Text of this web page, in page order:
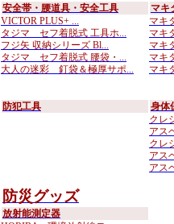
安全帯・腰道具・安全工具
VICTOR PLUS+ ...
タジマ セフ着脱式 工具ホ...
フジ矢 収納シリーズ Bl...
タジマ セフ着脱式 腰袋・...
大人の迷彩 釘袋＆極厚サポ...
マキ
マキ
マキ
マキ
マキ
マキ
防犯工具
身体
クレ
アス
クレ
アス
アス
防災グッズ
放射能測定器